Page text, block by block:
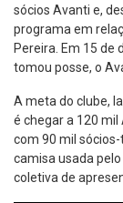
sócios Avanti e,
programa em
Pereira. Em 15 de
tomou posse, o
A meta do clube,
é chegar a 120
com 90 mil
camisa usada
coletiva de